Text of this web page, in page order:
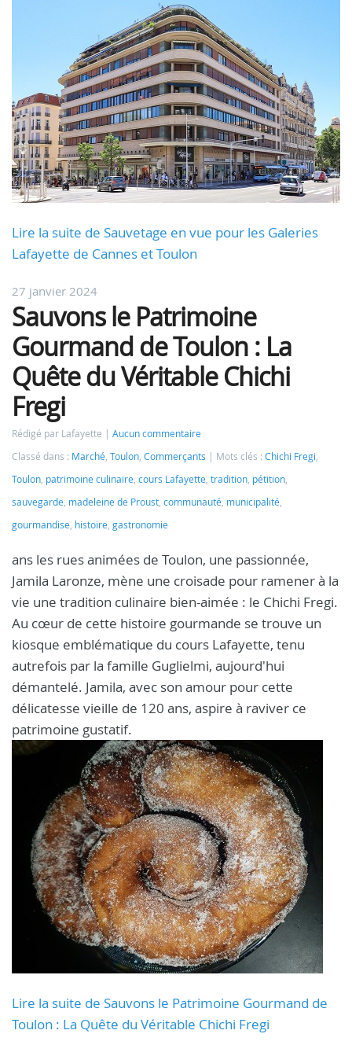
Lire la suite de Sauvetage en vue pour les Galeries
Lafayette de Cannes et Toulon
27 janvier 2024
Sauvons le Patrimoine
Gourmand de Toulon : La
Quête du Véritable Chichi
Fregi
Rédigé par Lafayette
Aucun commentaire
Classé dans : Marché, Toulon, Commerçants Mots clés : Chichi Fregi,
Toulon, patrimoine culinaire, cours Lafayette, tradition, pétition,
sauvegarde, madeleine de Proust, communauté, municipalité,
gourmandise, histoire, gastronomie
ans les rues animées de Toulon, une passionnée,
Jamila Laronze, mène une croisade pour ramener à la
vie une tradition culinaire bien-aimée : le Chichi Fregi.
Au cœur de cette histoire gourmande se trouve un
kiosque emblématique du cours Lafayette, tenu
autrefois par la famille Guglielmi, aujourd'hui
démantelé. Jamila, avec son amour pour cette
délicatesse vieille de 120 ans, aspire à raviver ce
patrimoine gustatif.
Lire la suite de Sauvons le Patrimoine Gourmand de
Toulon : La Quête du Véritable Chichi Fregi